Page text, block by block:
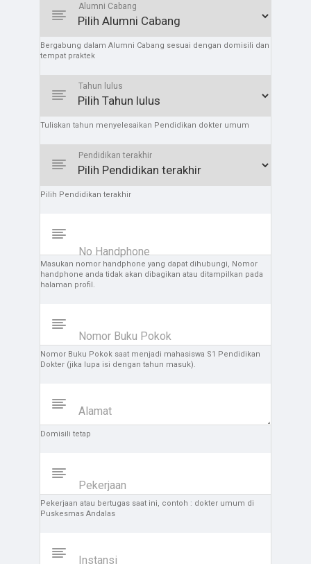
Alumni Cabang
Bergabung dalam Alumni Cabang sesuai dengan domisili dan
tempat praktek
Tahun lulus
Tuliskan tahun menyelesaikan Pendidikan dokter umum
Pendidikan terakhir
Pilih Pendidikan terakhir
No Handphone
Masukan nomor handphone yang dapat dihubungi, Nomor
handphone anda tidak akan dibagikan atau ditampilkan pada
halaman profil.
Nomor Buku Pokok
Nomor Buku Pokok saat menjadi mahasiswa S1 Pendidikan
Dokter (jika lupa isi dengan tahun masuk).
Alamat
Domisili tetap
Pekerjaan
Pekerjaan atau bertugas saat ini, contoh : dokter umum di
Puskesmas Andalas
Instansi